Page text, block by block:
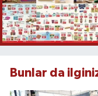
Bunlar da